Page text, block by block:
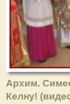
Архим.
Келну!